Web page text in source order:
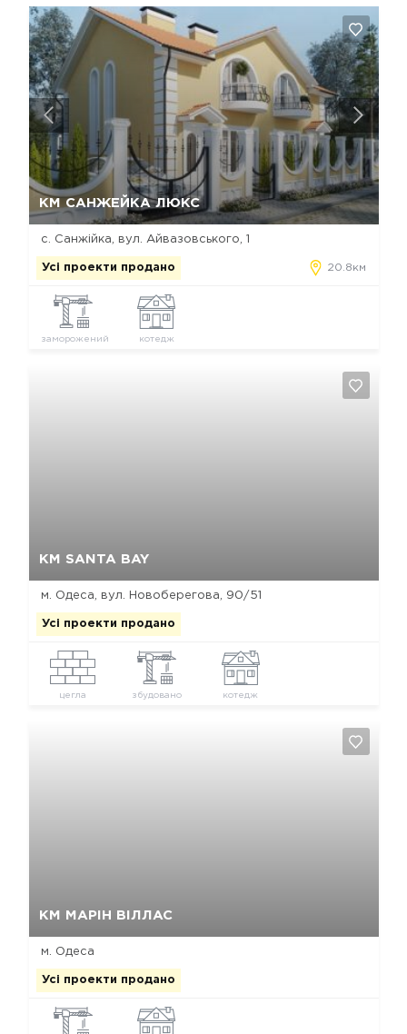
КМ САНЖЕЙКА ЛЮКС
с. Санжійка, вул. Айвазовського, 1
Усі проекти продано 20.8км
заморожений котедж
Так, видалити
КМ SANTA BAY
м. Одеса, вул. Новоберегова, 90/51
Усі проекти продано
цегла збудовано котедж
КМ МАРІН ВІЛЛАС
м. Одеса
Усі проекти продано